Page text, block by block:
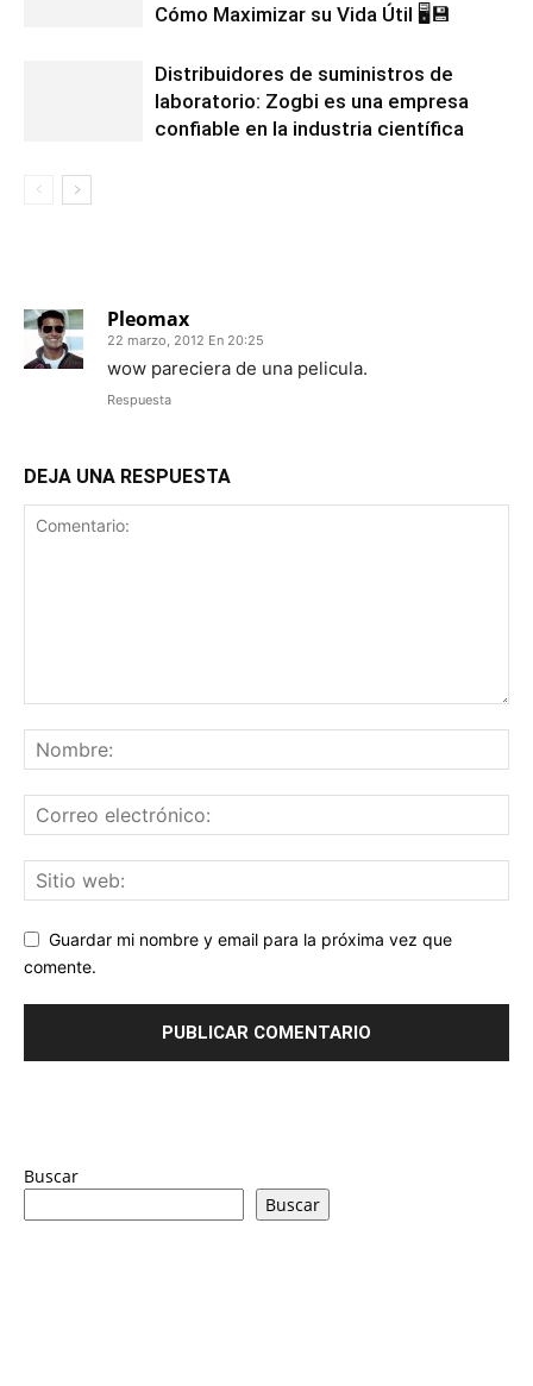
Cómo Maximizar su Vida Útil 🖥️💾
Distribuidores de suministros de
laboratorio: Zogbi es una empresa
confiable en la industria científica
Pleomax
22 marzo, 2012 En 20:25
wow pareciera de una pelicula.
Respuesta
DEJA UNA RESPUESTA
Guardar mi nombre y email para la próxima vez que
comente.
Buscar
Buscar